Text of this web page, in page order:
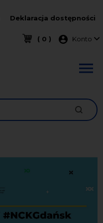
Deklaracja dostępności
( 0 ) Menu
Konto